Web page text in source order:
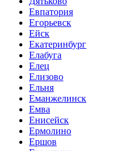
Евпатория
Егорьевск
Ейск
Екатеринбург
Елабуга
Елец
Елизово
Ельня
Еманжелинск
Емва
Енисейск
Ермолино
Ершов